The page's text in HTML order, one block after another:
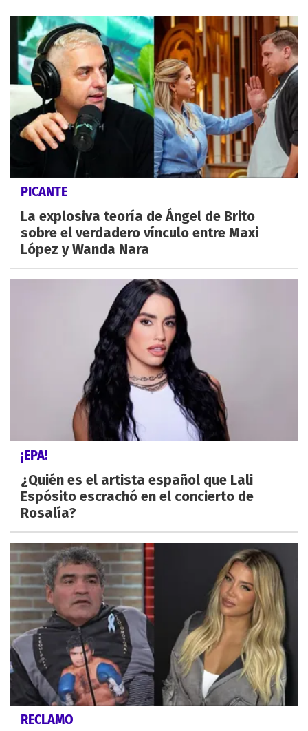
PICANTE
La explosiva teoría de Ángel de Brito
sobre el verdadero vínculo entre Maxi
López y Wanda Nara
¡EPA!
¿Quién es el artista español que Lali
Espósito escrachó en el concierto de
Rosalía?
RECLAMO